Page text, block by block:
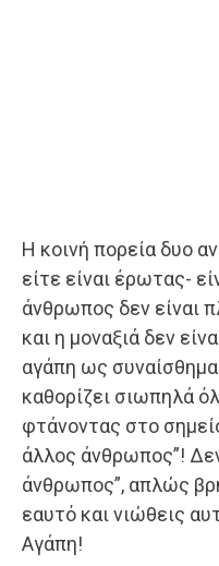
Η κοινή πορεία δυο
είτε είναι έρωτας-
άνθρωπος δεν είναι
και η μοναξιά δεν
αγάπη ως
καθορίζει σιωπηλά
φτάνοντας στο
άλλος άνθρωπος”!
άνθρωπος”, απλώς
εαυτό και νιώθεις
Αγάπη!